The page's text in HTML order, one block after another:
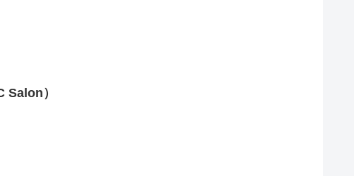
Salon）